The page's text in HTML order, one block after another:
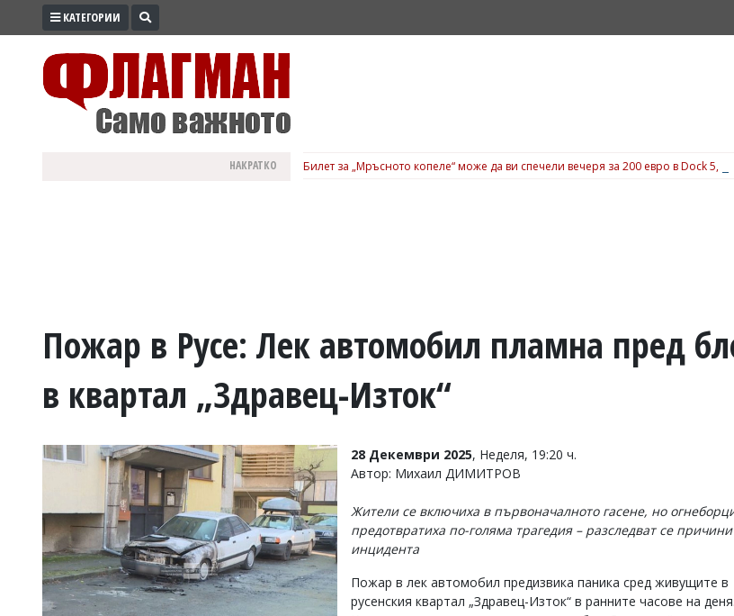
ПРОМО
ВОЙНАТА
УКРАЙНА
РАЗСЛЕДВАНЕ
Управители:
Веселин
Василев,
КАТЕГОРИИ
НАКРАТКО Билет за „Мръсното копеле“ може да ви спечели вечеря за 200 евро в Dock 5,
Пожар в Русе: Лек автомобил пламна пред
в квартал „Здравец-Изток“
28 Декември 2025, Неделя, 19:20 ч.
Автор: Михаил ДИМИТРОВ
Жители се включиха в първоначалното гасене, но
предотвратиха по-голяма трагедия – разследват се
инцидента
Пожар в лек автомобил предизвика паника сред живущите в
русенския квартал „Здравец-Изток“ в ранните часове на деня.